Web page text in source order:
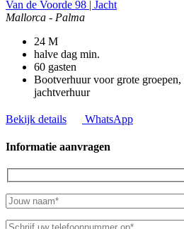
Van de Voorde 98 | Jacht
Mallorca - Palma
24 M
halve dag min.
60 gasten
Bootverhuur voor grote
jachtverhuur
Bekijk details WhatsApp
Informatie aanvragen